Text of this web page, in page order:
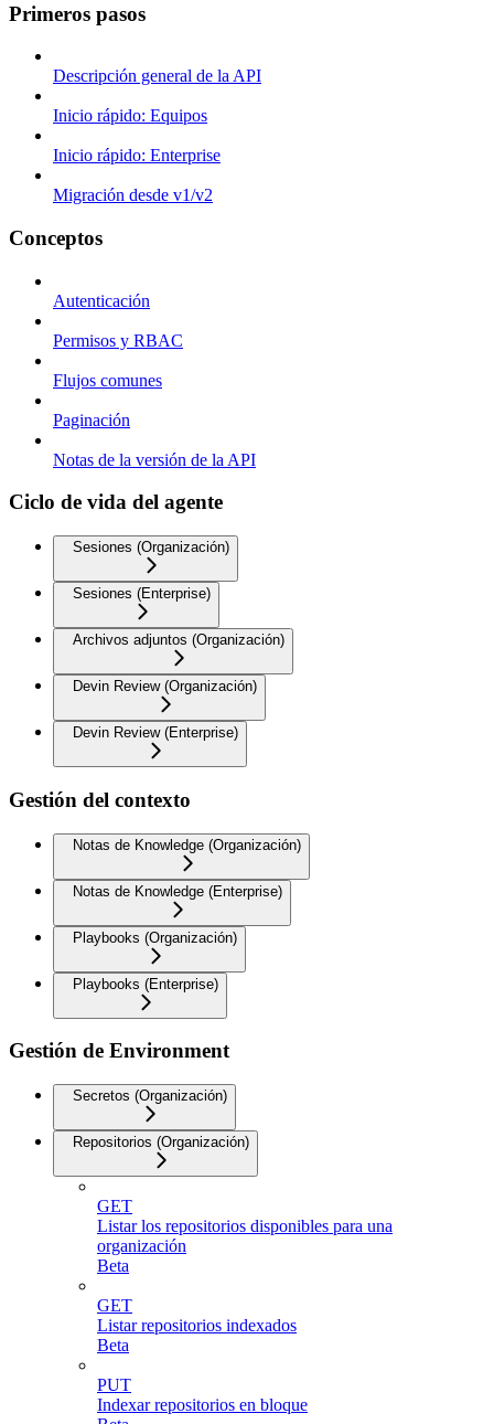
Primeros pasos
Descripción general de la API
Inicio rápido: Equipos
Inicio rápido: Enterprise
Migración desde v1/v2
Conceptos
Autenticación
Permisos y RBAC
Flujos comunes
Paginación
Notas de la versión de la API
Ciclo de vida del agente
Sesiones (Organización)
Sesiones (Enterprise)
Archivos adjuntos (Organización)
Devin Review (Organización)
Devin Review (Enterprise)
Gestión del contexto
Notas de Knowledge (Organización)
Notas de Knowledge (Enterprise)
Playbooks (Organización)
Playbooks (Enterprise)
Gestión de Environment
Secretos (Organización)
Repositorios (Organización)
GET
Listar los repositorios disponibles para una
organización
Beta
GET
Listar repositorios indexados
Beta
PUT
Indexar repositorios en bloque